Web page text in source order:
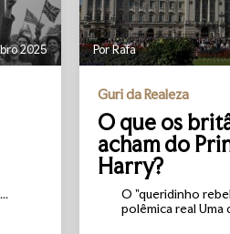
2025 Por Rafa
Guri da Realeza
O que os
acham do
Harry?
O "queridinho
polêmica real Uma